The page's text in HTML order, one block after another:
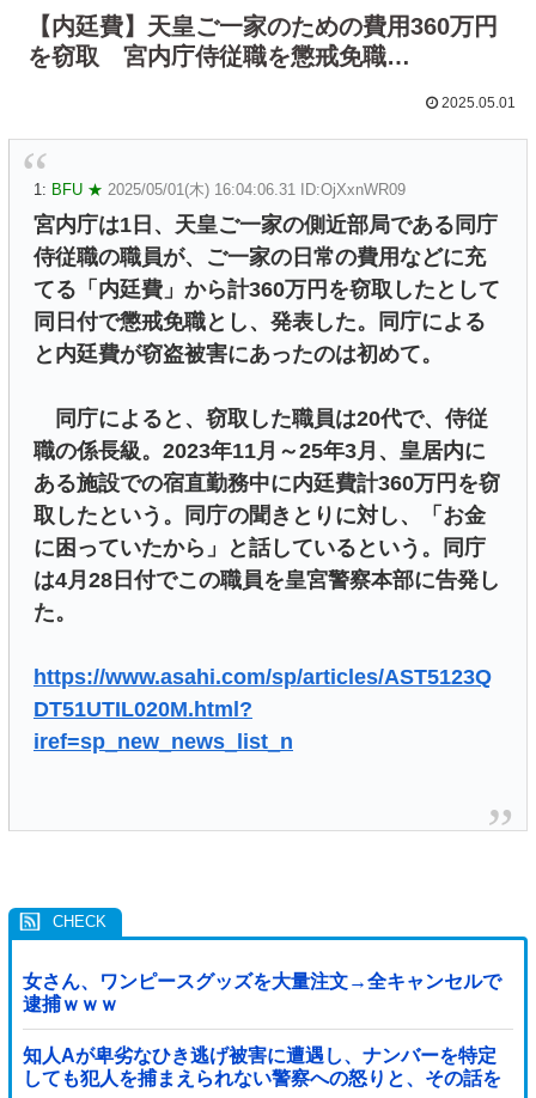
【内廷費】天皇ご一家のための費用360万円
を窃取 宮内庁侍従職を懲戒免職…
2025.05.01
1: BFU ★ 2025/05/01(木) 16:04:06.31 ID:OjXxnWR09
宮内庁は1日、天皇ご一家の側近部局である同庁
侍従職の職員が、ご一家の日常の費用などに充
てる「内廷費」から計360万円を窃取したとして
同日付で懲戒免職とし、発表した。同庁による
と内廷費が窃盗被害にあったのは初めて。
同庁によると、窃取した職員は20代で、侍従
職の係長級。2023年11月～25年3月、皇居内に
ある施設での宿直勤務中に内廷費計360万円を窃
取したという。同庁の聞きとりに対し、「お金
に困っていたから」と話しているという。同庁
は4月28日付でこの職員を皇宮警察本部に告発し
た。
https://www.asahi.com/sp/articles/AST5123Q
DT51UTIL020M.html?
iref=sp_new_news_list_n
女さん、ワンピースグッズを大量注文→全キャンセルで
逮捕ｗｗｗ
知人Aが卑劣なひき逃げ被害に遭遇し、ナンバーを特定
しても犯人を捕まえられない警察への怒りと、その話を